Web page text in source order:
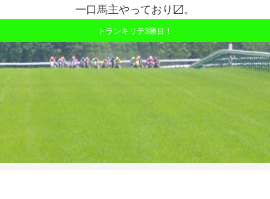
一口馬主やっており〼。
トランキリテ3勝目！